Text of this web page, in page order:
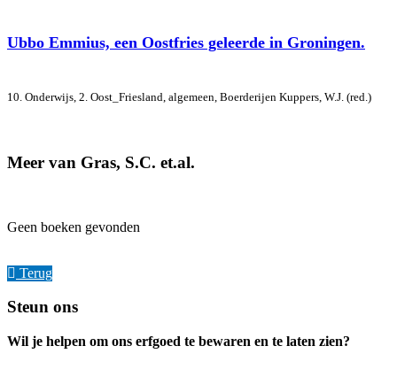
Ubbo Emmius, een Oostfries geleerde in Groningen.
10. Onderwijs, 2. Oost_Friesland, algemeen, Boerderijen Kuppers, W.J. (red.)
Meer van Gras, S.C. et.al.
Geen boeken gevonden
Terug
Footer
Steun ons
Wil je helpen om ons erfgoed te bewaren en te laten zien?